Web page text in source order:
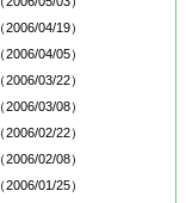
（2006/04/19）
（2006/04/05）
（2006/03/22）
（2006/03/08）
（2006/02/22）
（2006/02/08）
（2006/01/25）